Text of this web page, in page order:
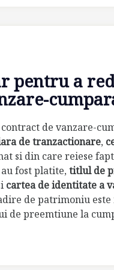
pentru a
de vanzare-
de tranzactionare,
si din care reiese
fost platite,titlul de
cartea de identitate a
de patrimoniu este
de preemtiune la